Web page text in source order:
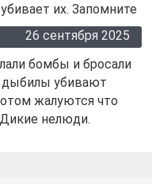
их. Запомните
26 сентября 2025
бомбы и бросали
дыбилы убивают
жалуются что
нелюди.